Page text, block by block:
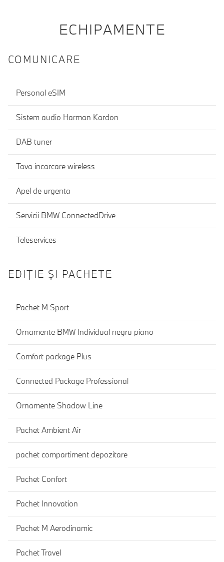
ECHIPAMENTE
COMUNICARE
Personal eSIM
Sistem audio Harman Kardon
DAB tuner
Tava incarcare wireless
Apel de urgenta
Servicii BMW ConnectedDrive
Teleservices
EDIŢIE ŞI PACHETE
Pachet M Sport
Ornamente BMW Individual negru piano
Comfort package Plus
Connected Package Professional
Ornamente Shadow Line
Pachet Ambient Air
pachet compartiment depozitare
Pachet Confort
Pachet Innovation
Pachet M Aerodinamic
Pachet Travel